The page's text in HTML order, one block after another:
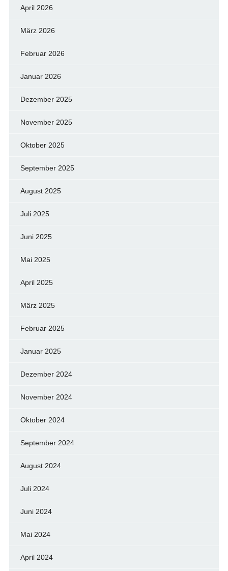
April 2026
März 2026
Februar 2026
Januar 2026
Dezember 2025
November 2025
Oktober 2025
September 2025
August 2025
Juli 2025
Juni 2025
Mai 2025
April 2025
März 2025
Februar 2025
Januar 2025
Dezember 2024
November 2024
Oktober 2024
September 2024
August 2024
Juli 2024
Juni 2024
Mai 2024
April 2024